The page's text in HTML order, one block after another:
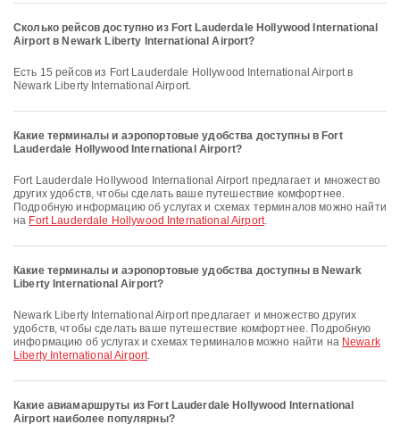
Сколько рейсов доступно из Fort Lauderdale Hollywood International
Airport в Newark Liberty International Airport?
Есть 15 рейсов из Fort Lauderdale Hollywood International Airport в
Newark Liberty International Airport.
Какие терминалы и аэропортовые удобства доступны в Fort
Lauderdale Hollywood International Airport?
Fort Lauderdale Hollywood International Airport предлагает и множество
других удобств, чтобы сделать ваше путешествие комфортнее.
Подробную информацию об услугах и схемах терминалов можно найти
на Fort Lauderdale Hollywood International Airport.
Какие терминалы и аэропортовые удобства доступны в Newark
Liberty International Airport?
Newark Liberty International Airport предлагает и множество других
удобств, чтобы сделать ваше путешествие комфортнее. Подробную
информацию об услугах и схемах терминалов можно найти на Newark
Liberty International Airport.
Какие авиамаршруты из Fort Lauderdale Hollywood International
Airport наиболее популярны?